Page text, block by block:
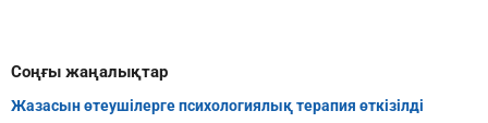
Соңғы жаңалықтар
Жазасын өтеушілерге психологиялық терапия өткізілді